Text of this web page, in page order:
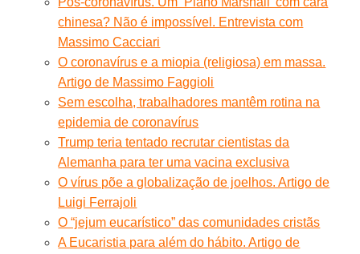
chinesa? Não é impossível. Entrevista com
Massimo Cacciari
O coronavírus e a miopia (religiosa) em massa.
Artigo de Massimo Faggioli
Sem escolha, trabalhadores mantêm rotina na
epidemia de coronavírus
Trump teria tentado recrutar cientistas da
Alemanha para ter uma vacina exclusiva
O vírus põe a globalização de joelhos. Artigo de
Luigi Ferrajoli
O “jejum eucarístico” das comunidades cristãs
A Eucaristia para além do hábito. Artigo de